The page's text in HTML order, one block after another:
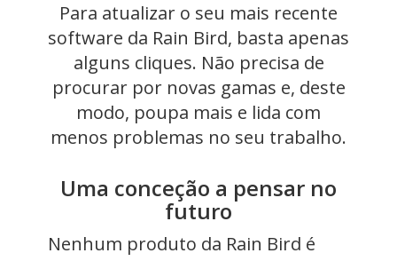
Para atualizar o seu mais recente
software da Rain Bird, basta apenas
alguns cliques. Não precisa de
procurar por novas gamas e, deste
modo, poupa mais e lida com
menos problemas no seu trabalho.
Uma conceção a pensar no
futuro
Nenhum produto da Rain Bird é